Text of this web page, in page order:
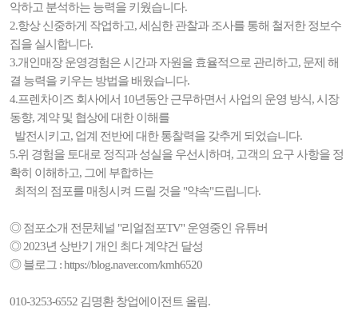
악하고 분석하는 능력을 키웠습니다.
2.항상 신중하게 작업하고, 세심한 관찰과 조사를 통해 철저한 정보수
집을 실시합니다.
3.개인매장 운영경험은 시간과 자원을 효율적으로 관리하고, 문제 해
결 능력을 키우는 방법을 배웠습니다.
4.프렌차이즈 회사에서 10년동안 근무하면서 사업의 운영 방식, 시장
동향, 계약 및 협상에 대한 이해를
발전시키고, 업계 전반에 대한 통찰력을 갖추게 되었습니다.
5.위 경험을 토대로 정직과 성실을 우선시하며, 고객의 요구 사항을 정
확히 이해하고, 그에 부합하는
최적의 점포를 매칭시켜 드릴 것을 "약속"드립니다.
◎ 점포소개 전문체널 "리얼점포TV" 운영중인 유튜버
◎ 2023년 상반기 개인 최다 계약건 달성
◎ 블로그 : https://blog.naver.com/kmh6520
010-3253-6552 김명환 창업에이전트 올림.